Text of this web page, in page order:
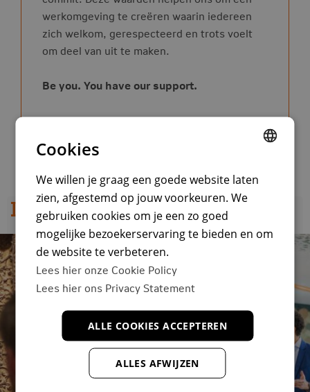
werkomgeving te creëren waarin iedereen
zich welkom, gerespecteerd en trots voelt
om deel van uit te maken.
Be you. You have our support.
Impressies ENGLISH
Cookies
We willen je graag een goede website laten
zien, afgestemd op jouw voorkeuren. We
gebruiken cookies om je een zo goed
mogelijke bezoekerservaring te bieden en om
de website te verbeteren.
Lees hier onze Cookie Policy
Lees hier ons Privacy Statement
ALLE COOKIES ACCEPTEREN
ALLES AFWIJZEN